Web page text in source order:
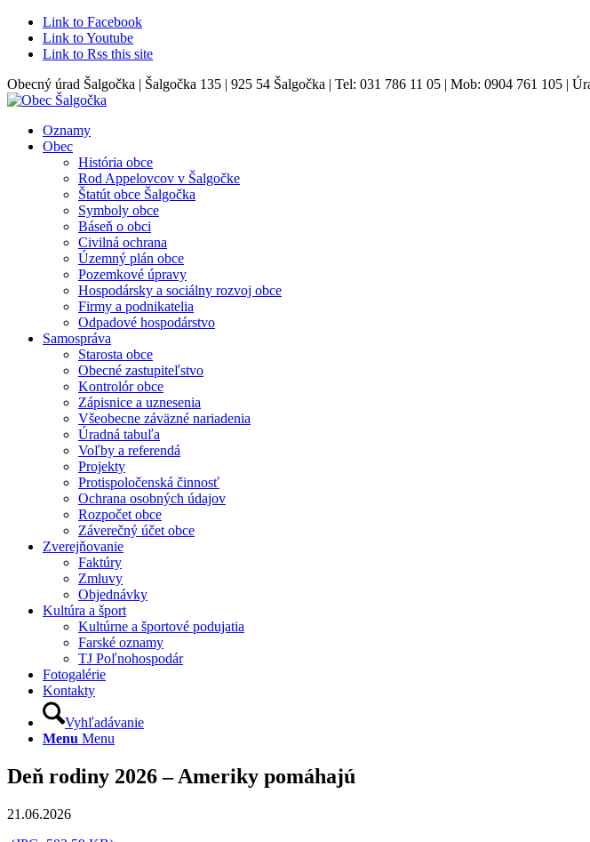
Link to Facebook
Link to Youtube
Link to Rss this site
Obecný úrad Šalgočka | Šalgočka 135 | 925 54 Šalgočka | Tel: 031 786 11 05 | Mob: 0904 761 105 |
Oznamy
Obec
História obce
Rod Appelovcov v Šalgočke
Štatút obce Šalgočka
Symboly obce
Báseň o obci
Civilná ochrana
Územný plán obce
Pozemkové úpravy
Hospodársky a sociálny rozvoj obce
Firmy a podnikatelia
Odpadové hospodárstvo
Samospráva
Starosta obce
Obecné zastupiteľstvo
Kontrolór obce
Zápisnice a uznesenia
Všeobecne záväzné nariadenia
Úradná tabuľa
Voľby a referendá
Projekty
Protispoločenská činnosť
Ochrana osobných údajov
Rozpočet obce
Záverečný účet obce
Zverejňovanie
Faktúry
Zmluvy
Objednávky
Kultúra a šport
Kultúrne a športové podujatia
Farské oznamy
TJ Poľnohospodár
Fotogalérie
Kontakty
Vyhľadávanie
Menu Menu
Deň rodiny 2026 – Ameriky pomáhajú
21.06.2026